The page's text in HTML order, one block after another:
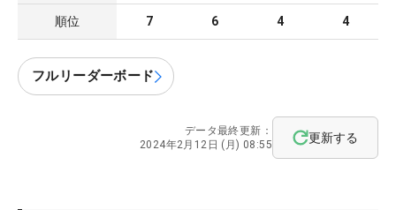
順位 7 6 4 4
フルリーダーボード
データ最終更新：
2024年2月12日 (月) 08:55
更新する